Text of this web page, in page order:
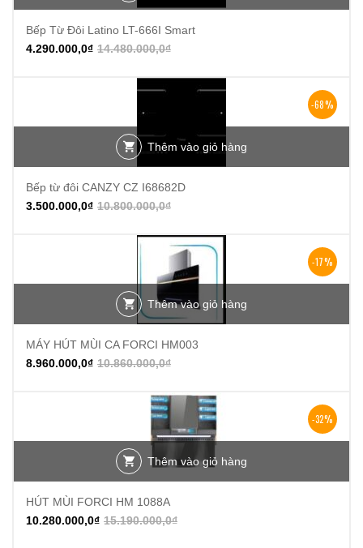
Bếp Từ Đôi Latino LT-666I Smart
14.480.000,0₫
4.290.000,0₫
-68%
Thêm vào giỏ hàng
Bếp từ đôi CANZY CZ I68682D
10.800.000,0₫
3.500.000,0₫
-17%
Thêm vào giỏ hàng
MÁY HÚT MÙI CA FORCI HM003
10.860.000,0₫
8.960.000,0₫
-32%
Thêm vào giỏ hàng
HÚT MÙI FORCI HM 1088A
15.190.000,0₫
10.280.000,0₫